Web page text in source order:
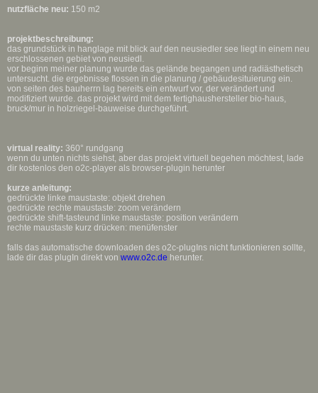
nutzfläche neu: 150 m2
projektbeschreibung:
das grundstück in hanglage mit blick auf den neusiedler see liegt in einem neu
erschlossenen gebiet von neusiedl.
vor beginn meiner planung wurde das gelände begangen und radiästhetisch
untersucht. die ergebnisse flossen in die planung / gebäudesituierung ein.
von seiten des bauherrn lag bereits ein entwurf vor, der verändert und
modifiziert wurde. das projekt wird mit dem fertighaushersteller bio-haus,
bruck/mur in holzriegel-bauweise durchgeführt.
virtual reality: 360° rundgang
wenn du unten nichts siehst, aber das projekt virtuell begehen möchtest, lade
dir kostenlos den o2c-player als browser-plugin herunter
kurze anleitung:
gedrückte linke maustaste: objekt drehen
gedrückte rechte maustaste: zoom verändern
gedrückte shift-tasteund linke maustaste: position verändern
rechte maustaste kurz drücken: menüfenster
falls das automatische downloaden des o2c-plugIns nicht funktionieren sollte,
lade dir das plugIn direkt von www.o2c.de herunter.